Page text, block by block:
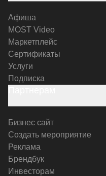
Афиша
MOST Video
Маркетплейс
Сертификаты
Услуги
Подписка
Бизнес сайт
Создать мероприятие
Реклама
Брендбук
Инвесторам